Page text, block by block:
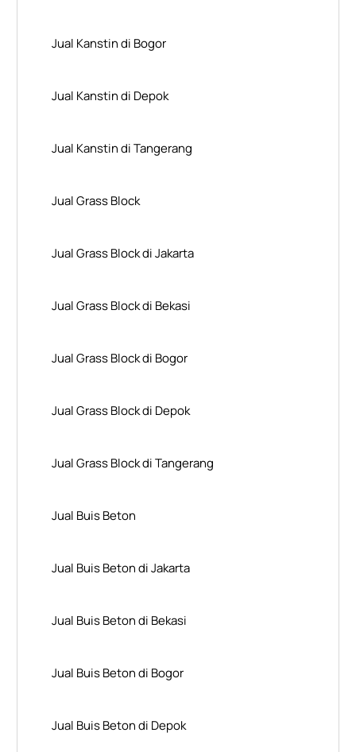
Jual Kanstin di Bogor
Jual Kanstin di Depok
Jual Kanstin di Tangerang
Jual Grass Block
Jual Grass Block di Jakarta
Jual Grass Block di Bekasi
Jual Grass Block di Bogor
Jual Grass Block di Depok
Jual Grass Block di Tangerang
Jual Buis Beton
Jual Buis Beton di Jakarta
Jual Buis Beton di Bekasi
Jual Buis Beton di Bogor
Jual Buis Beton di Depok